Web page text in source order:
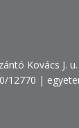
Kovács J.
12770 |